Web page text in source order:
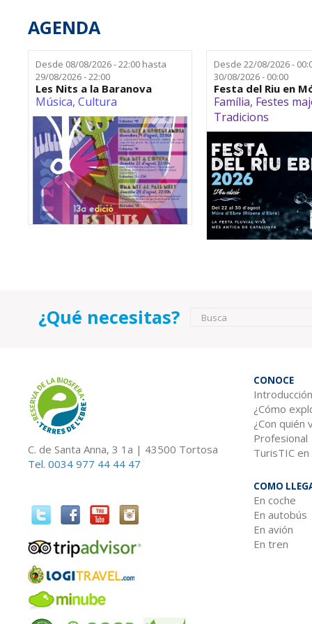
AGENDA
Desde 08/08/2026 - 22:00 hasta
29/08/2026 - 22:00
Les Nits a la Baranova
Música,Cultura
Desde22/08/2026 -
30/08/2026 - 00:00
Festa del Riu en
Família, Festes
Tradicions
¿Qué necesitas?
C. de Santa Anna, 3 1a | 43500 Tortosa
Tel. 0034 977 44 44 47
CONOCE
Introducción
¿Cómo
¿Con quién
Profesional
TurisTIC en
COMO
En coche
En autobús
En avión
En tren